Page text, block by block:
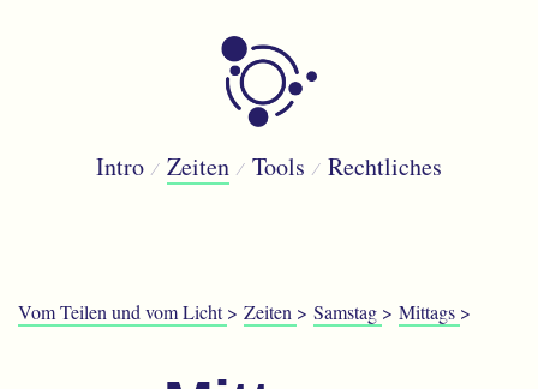
Intro Zeiten Tools Rechtliches
Vom Teilen und vom Licht Zeiten Samstag Mittags